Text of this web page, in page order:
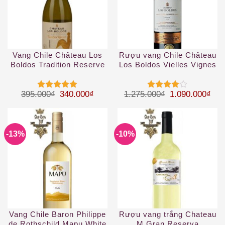
Vang Chile Château Los
Boldos Tradition Reserve
Được xếp
sao
395.000₫ Giá gốc là: 395.000₫.
340.000₫ Giá hiện tại là: 340.000₫.
Rượu vang Chile Château
Los Boldos Vielles Vignes
Được
45 sao
1.275.000₫ Giá gốc là:
1.090.000₫
-13%
Vang Chile Baron Philippe
-10%
Rượu vang trắng Chateau